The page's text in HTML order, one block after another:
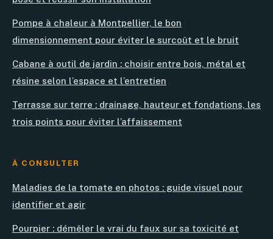
Pompe à chaleur à Montpellier, le bon
dimensionnement pour éviter le surcoût et le bruit
Cabane à outil de jardin : choisir entre bois, métal et
résine selon l’espace et l’entretien
Terrasse sur terre : drainage, hauteur et fondations, les
trois points pour éviter l’affaissement
À CONSULTER
Maladies de la tomate en photos : guide visuel pour
identifier et agir
Pourpier : démêler le vrai du faux sur sa toxicité et